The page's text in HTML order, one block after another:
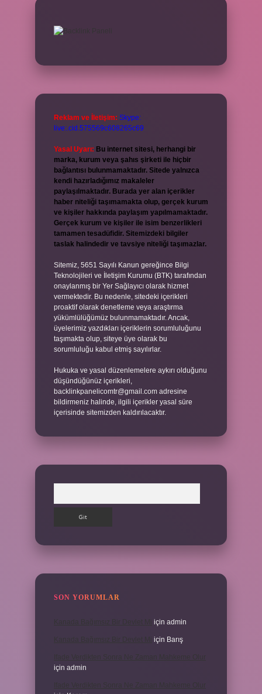
Reklam ve İletişim: Skype:
live:.cid.575569c608265c69
Yasal Uyarı: Bu internet sitesi, herhangi bir
marka, kurum veya şahıs şirketi ile hiçbir
bağlantısı bulunmamaktadır. Sitede yalnızca
kendi hazırladığımız makaleler
paylaşılmaktadır. Burada yer alan içerikler
haber niteliği taşımamakta olup, gerçek kurum
ve kişiler hakkında paylaşım yapılmamaktadır.
Gerçek kurum ve kişiler ile isim benzerlikleri
tamamen tesadüfidir. Sitemizdeki bilgiler
taslak halindedir ve tavsiye niteliği taşımazlar.
Sitemiz, 5651 Sayılı Kanun gereğince Bilgi
Teknolojileri ve İletişim Kurumu (BTK) tarafından
onaylanmış bir Yer Sağlayıcı olarak hizmet
vermektedir. Bu nedenle, sitedeki içerikleri
proaktif olarak denetleme veya araştırma
yükümlülüğümüz bulunmamaktadır. Ancak,
üyelerimiz yazdıkları içeriklerin sorumluluğunu
taşımakta olup, siteye üye olarak bu
sorumluluğu kabul etmiş sayılırlar.
Hukuka ve yasal düzenlemelere aykırı olduğunu
düşündüğünüz içerikleri,
backlinkpanelicomtr@gmail.com adresine
bildirmeniz halinde, ilgili içerikler yasal süre
içerisinde sitemizden kaldırılacaktır.
SON YORUMLAR
için admin
için Barış
için admin